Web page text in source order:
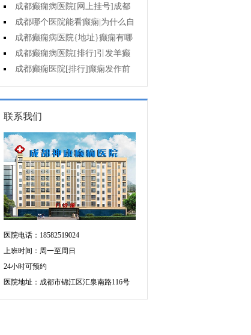
痫!
么好的方法可以预防癫痫发作?
成都癫痫病医院[网上挂号]成都
哪里有治疗癫痫的中医?
成都哪个医院能看癫痫|为什么自
己会得癫痫病?
成都癫痫病医院{地址}癫痫有哪
些危害?
成都癫痫病医院[排行]引发羊癫
疯的因素有哪些?
成都癫痫医院[排行]癫痫发作前
有感觉吗?
联系我们
医院电话：18582519024
上班时间：周一至周日
24小时可预约
医院地址：成都市锦江区汇泉南路116号